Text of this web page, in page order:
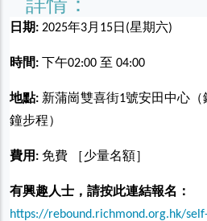
日期: 2025年3月15日(星期六)
時間: 下午02:00 至 04:00
地點: 新蒲崗雙喜街1號安田中心（
鐘步程）
費用: 免費 ［少量名額］
有興趣人士，請按此連結報名：
https://rebound.richmond.org.hk/